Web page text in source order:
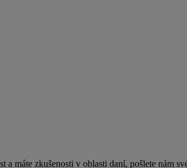
a máte zkušenosti v oblasti daní, pošlete